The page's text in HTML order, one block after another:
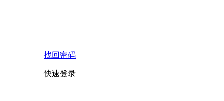
找回密码
快速登录